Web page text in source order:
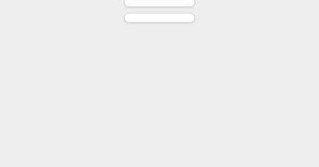
감정 Story Sprite: 진지
감정 Story Sprite: 고통